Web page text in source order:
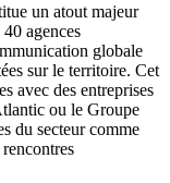
un atout majeur
agences
globale
sur le territoire. Cet
avec des entreprises
ou le Groupe
du secteur comme